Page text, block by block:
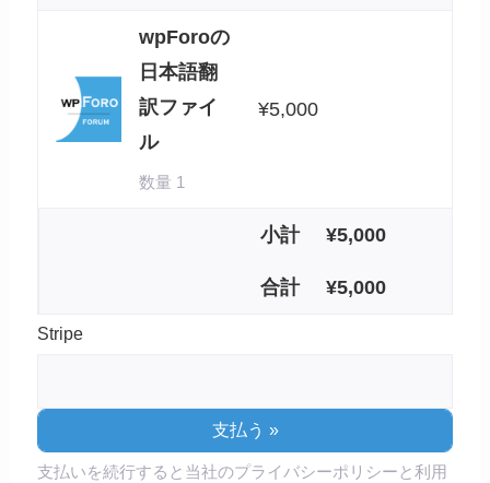
wpForoの
日本語翻
訳ファイ
ル
数量 1
¥5,000
小計 ¥5,000
合計 ¥5,000
Stripe
支払いを続行すると当社のプライバシーポリシーと利用